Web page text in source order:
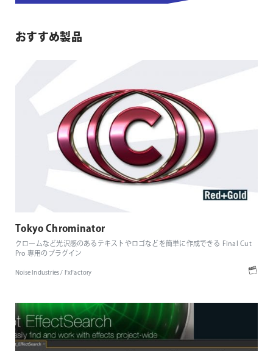
おすすめ製品
Tokyo Chrominator
クロームなど光沢感のあるテキストやロゴなどを簡単に作成できる Final Cut
Pro 専用のプラグイン
Noise Industries / FxFactory